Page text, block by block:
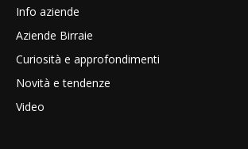
Info aziende
Aziende Birraie
Curiosità e approfondimenti
Novità e tendenze
Video